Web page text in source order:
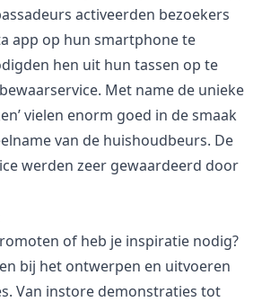
activeerden bezoekers
app op hun smartphone te
hen uit hun tassen op te
Met name de unieke
vielen enorm goed in de smaak
van de huishoudbeurs. De
werden zeer gewaardeerd door
of heb je inspiratie nodig?
bij het ontwerpen en uitvoeren
Van instore demonstraties tot